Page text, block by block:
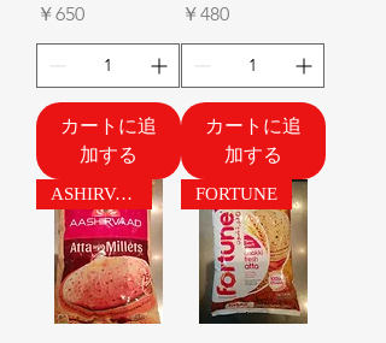
価格
￥650
カートに追
加する
価格
￥480
カートに追
加する
ASHIRVAD FORTUNE